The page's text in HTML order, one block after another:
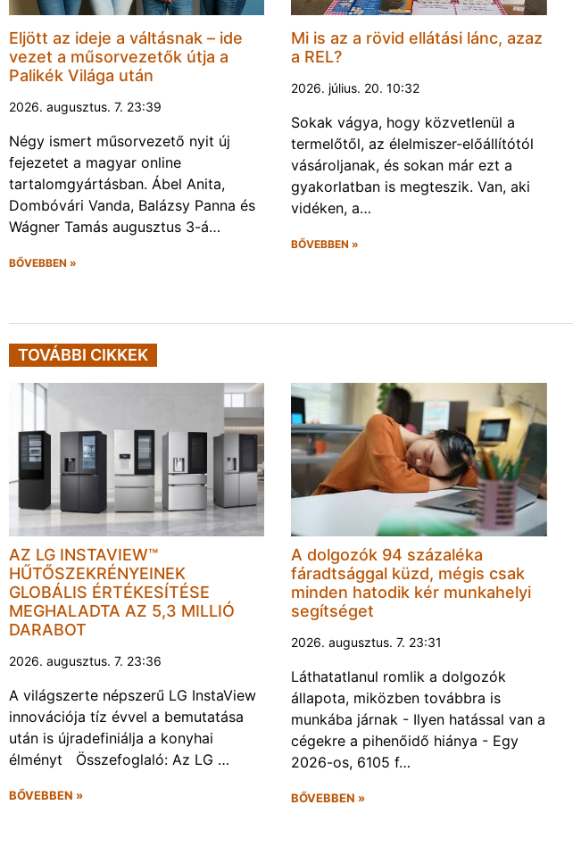
Eljött az ideje a váltásnak – ide
vezet a műsorvezetők útja a
Palikék Világa után
2026. augusztus. 7. 23:39
Négy ismert műsorvezető nyit új
fejezetet a magyar online
tartalomgyártásban. Ábel Anita,
Dombóvári Vanda, Balázsy Panna és
Wágner Tamás augusztus 3-á…
BŐVEBBEN »
Mi is az a rövid ellátási lánc, azaz
a REL?
2026. július. 20. 10:32
Sokak vágya, hogy közvetlenül a
termelőtől, az élelmiszer-előállítótól
vásároljanak, és sokan már ezt a
gyakorlatban is megteszik. Van, aki
vidéken, a…
BŐVEBBEN »
TOVÁBBI CIKKEK
AZ LG INSTAVIEW™
HŰTŐSZEKRÉNYEINEK
GLOBÁLIS ÉRTÉKESÍTÉSE
MEGHALADTA AZ 5,3 MILLIÓ
DARABOT
2026. augusztus. 7. 23:36
A világszerte népszerű LG InstaView
innovációja tíz évvel a bemutatása
után is újradefiniálja a konyhai
élményt Összefoglaló: Az LG …
BŐVEBBEN »
A dolgozók 94 százaléka
fáradtsággal küzd, mégis csak
minden hatodik kér munkahelyi
segítséget
2026. augusztus. 7. 23:31
Láthatatlanul romlik a dolgozók
állapota, miközben továbbra is
munkába járnak - Ilyen hatással van a
cégekre a pihenőidő hiánya - Egy
2026-os, 6105 f…
BŐVEBBEN »